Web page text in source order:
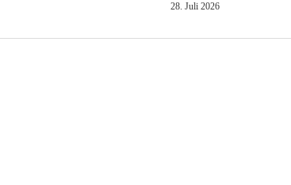
28. Juli 2026